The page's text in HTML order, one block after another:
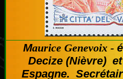
Maurice Genevoix -
Decize (Nièvre)
Espagne.